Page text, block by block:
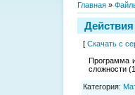
Главная »
[ Скачать с
Программа
сложности
Категория: